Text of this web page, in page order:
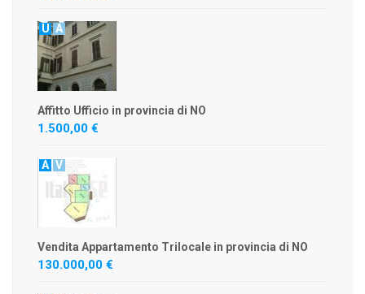
U A
Affitto Ufficio in provincia di NO
1.500,00 €
A V
Vendita Appartamento Trilocale in provincia di NO
130.000,00 €